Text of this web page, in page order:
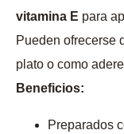
vitamina E para
Pueden ofrecerse
plato o como
Beneficios:
Preparados